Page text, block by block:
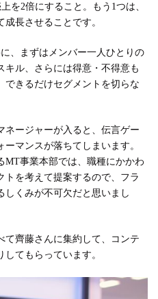
を2倍にすること。もう1つは、
長させることです。
、まずはメンバー一人ひとりの
キル、さらには得意・不得意も
できるだけセグメントを切らな
ネージャーが入ると、伝言ゲー
マンスが落ちてしまいます。
MT事業本部では、職種にかかわ
トを考えて提案するので、フラ
しくみが不可欠だと思いまし
て齊藤さんに集約して、コンテ
てもらっています。